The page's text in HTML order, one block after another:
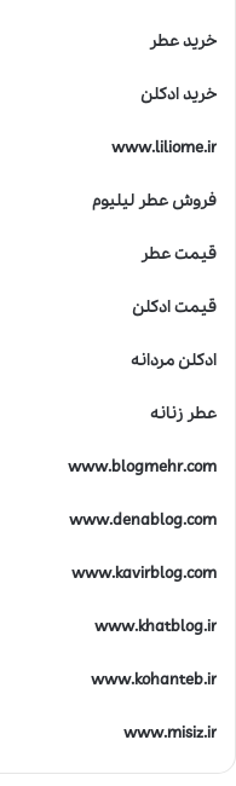
خرید عطر
خرید ادکلن
www.liliome.ir
فروش عطر لیلیوم
قیمت عطر
قیمت ادکلن
ادکلن مردانه
عطر زنانه
www.blogmehr.com
www.denablog.com
www.kavirblog.com
www.khatblog.ir
www.kohanteb.ir
www.misiz.ir